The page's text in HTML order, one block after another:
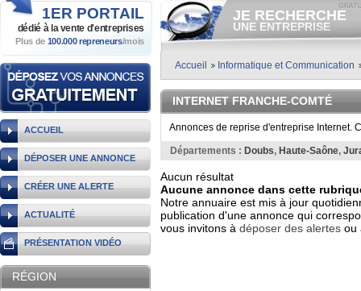
1ER PORTAIL
dédié à la vente d'entreprises
Plus de 100.000 repreneurs/mois
ACCUEIL
DÉPOSER UNE ANNONCE
CRÉER UNE ALERTE
ACTUALITÉ
PRÉSENTATION VIDÉO
RÉGION
JE RECHERCHE
UNE ENTREPRISE
Consulter gratuitementles
vendre.
Et/ou déposergratuitement
votre recherche d'entreprise.
RECHERCHER UNE
ANNONCE
Accueil Informatique et Communication
INTERNET FRANCHE-COMTÉ
Annonces de reprise d'entreprise Internet.
Départements : Doubs, Haute-Saône,
Aucun résultat
Aucune annonce dans cette
Notre annuaire est mis à jour
publication d'une annonce qui
vous invitons à déposer des alertes ou